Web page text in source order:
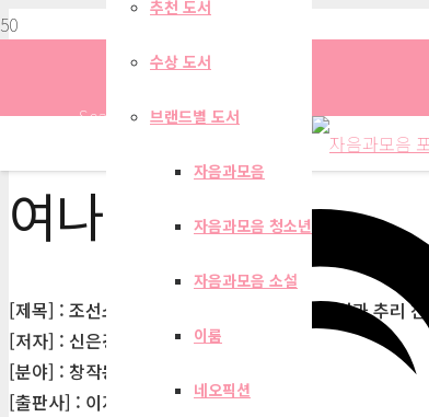
Search
추천 도서
수상 도서
브랜드별 도서
자음과모음
자음과모음 청소년
자음과모음 소설
이룸
네오픽션
여나라
[제목] : 조선소녀탐정록 2 : 삼짇날 꽃놀이 사건과 추리
[저자] : 신은경, 여나라
[분야] : 창작동화
[출판사] : 이지북